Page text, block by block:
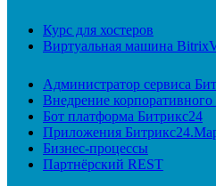
Курс для хостеров
Виртуальная машина
Администратор сервиса
Внедрение корпоративного
Бот платформа Битрикс24
Приложения
Бизнес-процессы
Партнёрский REST